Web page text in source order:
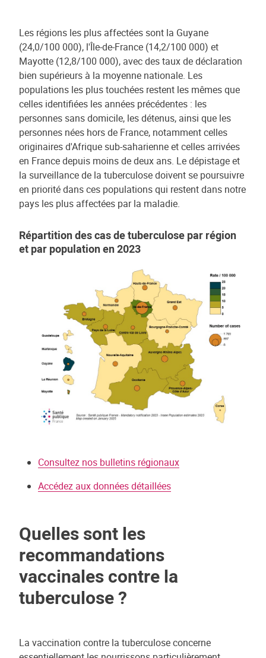
Les régions les plus affectées sont la Guyane
(24,0/100 000), l'Île-de-France (14,2/100 000) et
Mayotte (12,8/100 000), avec des taux de déclaration
bien supérieurs à la moyenne nationale. Les
populations les plus touchées restent les mêmes que
celles identifiées les années précédentes : les
personnes sans domicile, les détenus, ainsi que les
personnes nées hors de France, notamment celles
originaires d'Afrique sub-saharienne et celles arrivées
en France depuis moins de deux ans. Le dépistage et
la surveillance de la tuberculose doivent se poursuivre
en priorité dans ces populations qui restent dans notre
pays les plus affectées par la maladie.
Répartition des cas de tuberculose par région
et par population en 2023
Consultez nos bulletins régionaux
Accédez aux données détaillées
Quelles sont les
recommandations
vaccinales contre la
tuberculose ?
La vaccination contre la tuberculose concerne